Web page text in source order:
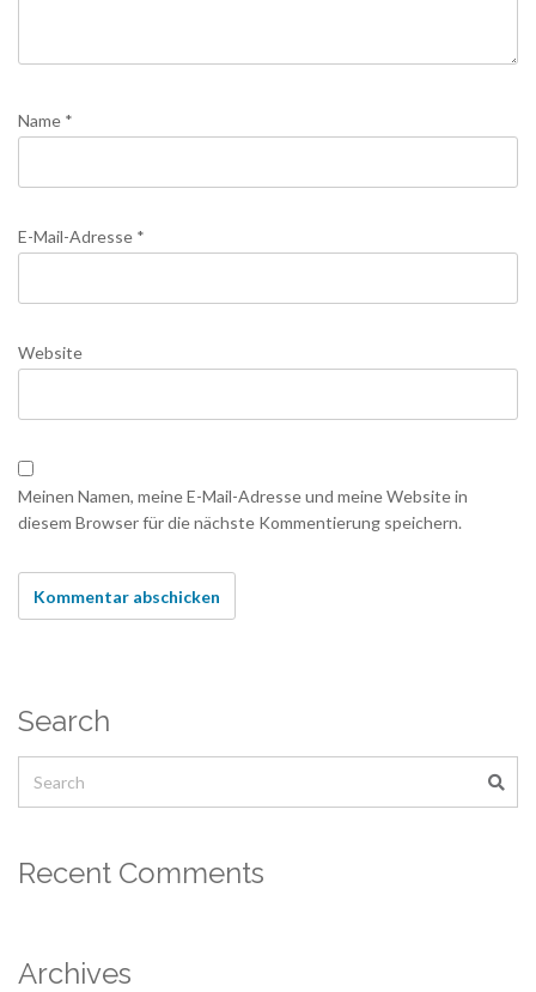
Name *
E-Mail-Adresse *
Website
Meinen Namen, meine E-Mail-Adresse und meine Website in
diesem Browser für die nächste Kommentierung speichern.
Search
Recent Comments
Archives